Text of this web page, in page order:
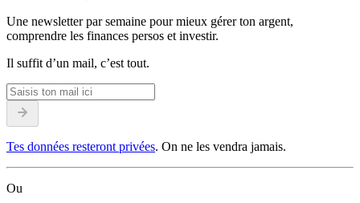
Une newsletter par semaine pour mieux gérer ton argent,
comprendre les finances persos et investir.
Il suffit d’un mail, c’est tout.
Tes données resteront privées. On ne les vendra jamais.
Ou